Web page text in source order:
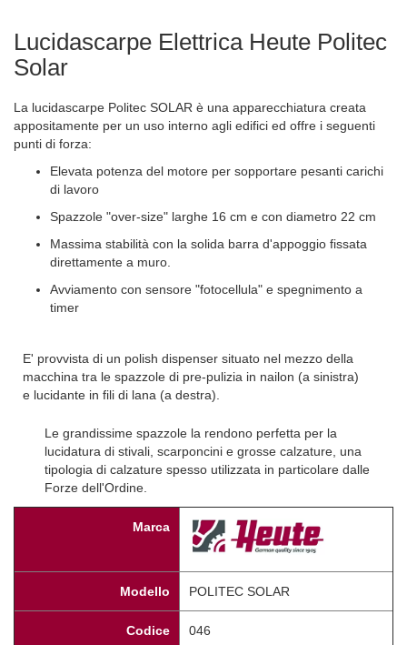
Lucidascarpe Elettrica Heute Politec
Solar
La lucidascarpe Politec SOLAR è una apparecchiatura creata
appositamente per un uso interno agli edifici ed offre i seguenti
punti di forza:
Elevata potenza del motore per sopportare pesanti carichi
di lavoro
Spazzole "over-size" larghe 16 cm e con diametro 22 cm
Massima stabilità con la solida barra d'appoggio fissata
direttamente a muro.
Avviamento con sensore "fotocellula" e spegnimento a
timer
E' provvista di un polish dispenser situato nel mezzo della
macchina tra le spazzole di pre-pulizia in nailon (a sinistra)
e lucidante in fili di lana (a destra).
Le grandissime spazzole la rendono perfetta per la
lucidatura di stivali, scarponcini e grosse calzature, una
tipologia di calzature spesso utilizzata in particolare dalle
Forze dell'Ordine.
Marca
Modello POLITEC SOLAR
Codice 046